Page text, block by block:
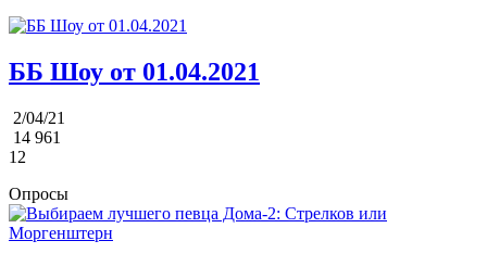
ББ Шоу от 01.04.2021
2/04/21
14 961
12
Опросы